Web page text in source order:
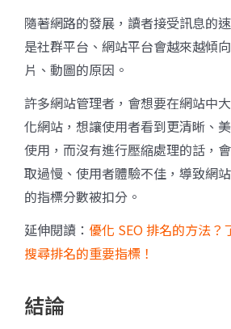
隨著網路的發展，讀者接受訊息的
是社群平台、網站平台會越來越傾
片、動圖的原因。
許多網站管理者，會想要在網站中
化網站，想讓使用者看到更清晰、
使用，而沒有進行壓縮處理的話，
取過慢、使用者體驗不佳，導致網
的指標分數被扣分。
延伸閱讀： 優化 SEO 排名的方法
搜尋排名的重要指標！
結論